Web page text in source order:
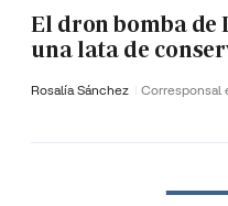
El dron bomba de
una lata de
Rosalía Sánchez Corresponsal